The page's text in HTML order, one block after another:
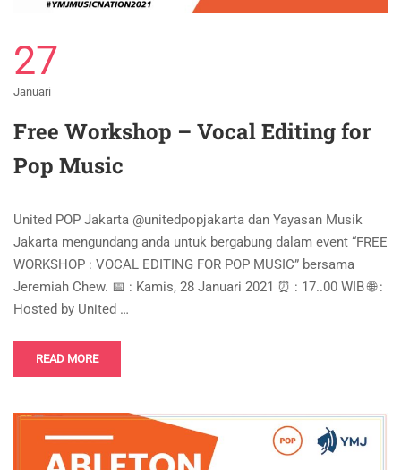
27
Januari
Free Workshop – Vocal Editing for
Pop Music
United POP Jakarta @unitedpopjakarta dan Yayasan Musik
Jakarta mengundang anda untuk bergabung dalam event “FREE
WORKSHOP : VOCAL EDITING FOR POP MUSIC” bersama
Jeremiah Chew. 📅 : Kamis, 28 Januari 2021 ⏰ : 17..00 WIB 🌐 :
Hosted by United …
READ MORE